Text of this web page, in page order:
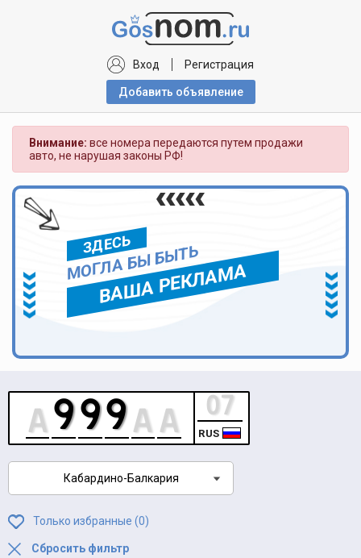
Вход Регистрация
Добавить объявлениe
Внимание: все номера передаются путем продажи
авто, не нарушая законы РФ!
ЗДЕСЬ
МОГЛА БЫ БЫТЬ
ВАША РЕКЛАМА
RUS
Кабардино-Балкария
Только избранные (0)
Сбросить фильтр